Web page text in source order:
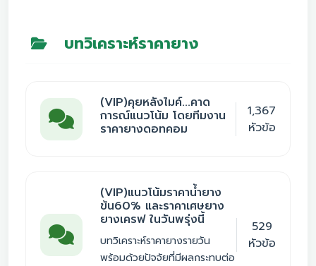
บทวิเคราะห์ราคายาง
(VIP)คุยหลังไมค์...คาด
การณ์แนวโน้ม โดยทีมงาน
ราคายางดอทคอม
1,367
หัวข้อ
(VIP)แนวโน้มราคาน้ำยาง
ข้น60% และราคาเศษยาง
ยางเครฟ ในวันพรุ่งนี้
บทวิเคราะห์ราคายางรายวัน
พร้อมด้วยปัจจัยที่มีผลกระทบต่อ
529
หัวข้อ